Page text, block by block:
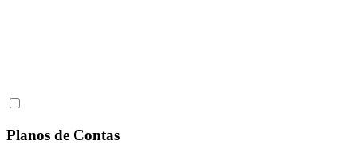
Planos de Contas